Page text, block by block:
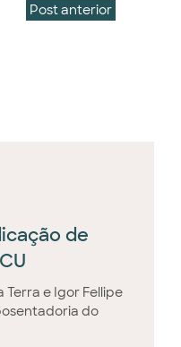
Post anterior
de
Terra e Igor Fellipe
do